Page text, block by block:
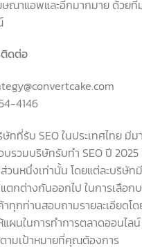
ษณาแอพและอีกมากมาย ด้วย
ดต่อ
4146
ทที่รับ SEO ในประเทศไทย มี
บรวมบริษัทรับทำ SEO ปี
วนหนึ่งเท่านั้น โดยแต่ละบริษัท
ตกต่างกันออกไป ในการเลือก
าทุกท่านสอบถามรายละเอียดโ
ผนในการทำการตลาดออนไล
ามเป้าหมายที่คุณต้องการ